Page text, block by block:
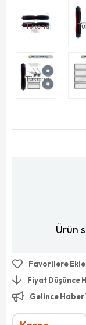
Tükendi
Tükendi
Ürün
Favorilere Ekle
Fiyat Düşünce
Gelince Haber